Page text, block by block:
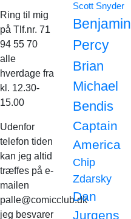
Ring til mig
på Tlf.nr. 71
94 55 70
alle
hverdage fra
kl. 12.30-
15.00
Udenfor
telefon tiden
kan jeg altid
træffes på e-
mailen
palle@comicclub.dk
jeg besvarer
Scott Snyder
Benjamin
Percy
Brian
Michael
Bendis
Captain
America
Chip
Zdarsky
Dan
Jurgens